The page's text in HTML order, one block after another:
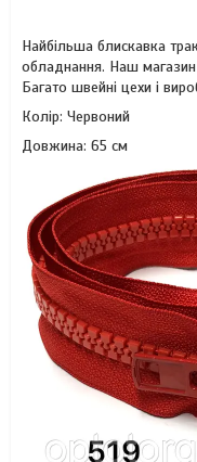
Найбільша блискавка
обладнання. Наш
Багато швейні цехи і
Колір: Червоний
Довжина: 65 см